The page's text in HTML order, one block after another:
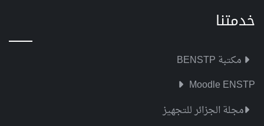
خدمتنا
مكتبة BENSTP
Moodle ENSTP
مجلة الجزائر للتجهيز